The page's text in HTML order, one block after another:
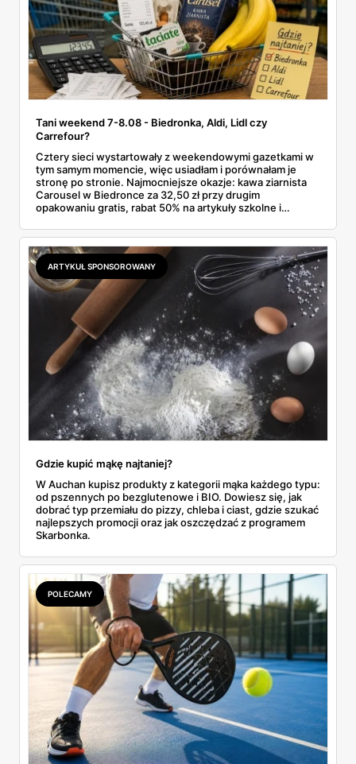
Tani weekend 7-8.08 - Biedronka, Aldi, Lidl czy
Carrefour?
Cztery sieci wystartowały z weekendowymi gazetkami w
tym samym momencie, więc usiadłam i porównałam je
stronę po stronie. Najmocniejsze okazje: kawa ziarnista
Carousel w Biedronce za 32,50 zł przy drugim
opakowaniu gratis, rabat 50% na artykuły szkolne i
2,99 zł za kilogram, ale wyłącznie w sobotę z aplikacją. Aldi
odpowiada masłem za 2,99 zł. Werdykt w skrócie:
najwięcej wyciśniesz z Biedronki, po świeże warzywa jedź
do Aldi.
ARTYKUŁ SPONSOROWANY
Gdzie kupić mąkę najtaniej?
W Auchan kupisz produkty z kategorii mąka każdego typu:
od pszennych po bezglutenowe i BIO. Dowiesz się, jak
dobrać typ przemiału do pizzy, chleba i ciast, gdzie szukać
najlepszych promocji oraz jak oszczędzać z programem
Skarbonka.
POLECAMY